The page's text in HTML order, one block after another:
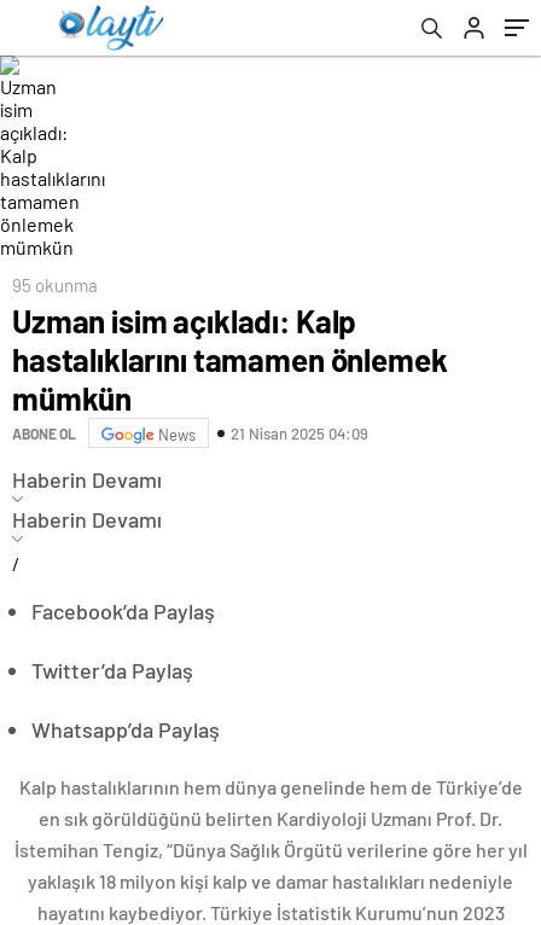
95 okunma
Uzman isim açıkladı: Kalp
hastalıklarını tamamen önlemek
mümkün
ABONE OL News 21 Nisan 2025 04:09
Haberin Devamı
Haberin Devamı
/
Facebook’da Paylaş
Twitter’da Paylaş
Whatsapp’da Paylaş
Kalp hastalıklarının hem dünya genelinde hem de Türkiye’de
en sık görüldüğünü belirten Kardiyoloji Uzmanı Prof. Dr.
İstemihan Tengiz, “Dünya Sağlık Örgütü verilerine göre her yıl
yaklaşık 18 milyon kişi kalp ve damar hastalıkları nedeniyle
hayatını kaybediyor. Türkiye İstatistik Kurumu’nun 2023